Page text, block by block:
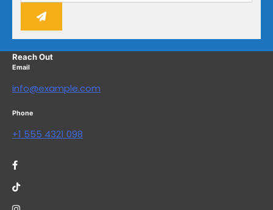
Reach Out
Email
info@example.com
Phone
+1 555 4321 098